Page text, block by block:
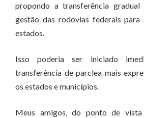
propondo a transferência
gestão das rodovias federais para
estados.
Isso poderia ser iniciado
transferência de parclea mais
os estados e municípios.
Meus amigos, do ponto de